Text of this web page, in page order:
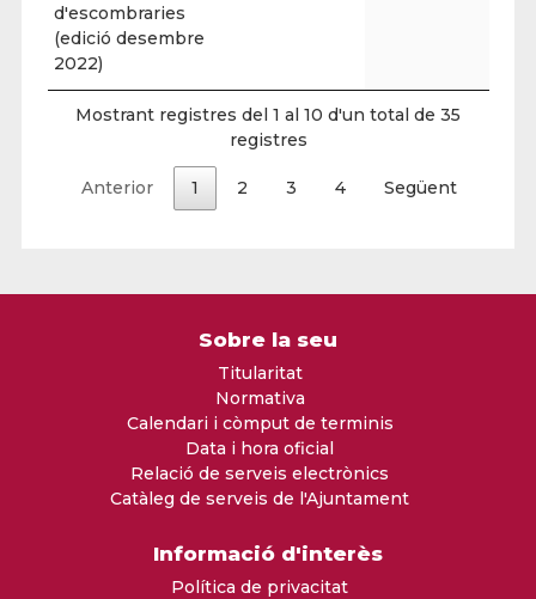
d'escombraries
(edició desembre
2022)
Mostrant registres del 1 al 10 d'un total de 35
registres
Anterior 1 2 3 4 Següent
Sobre la seu
Titularitat
Normativa
Calendari i còmput de terminis
Data i hora oficial
Relació de serveis electrònics
Catàleg de serveis de l'Ajuntament
Informació d'interès
Política de privacitat